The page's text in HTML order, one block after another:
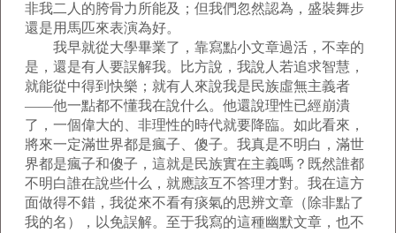
非我二人的胯骨力所能及；但我們忽然認為，盛裝舞步
還是用馬匹來表演為好。
我早就從大學畢業了，靠寫點小文章過活，不幸的
是，還是有人要誤解我。比方說，我說人若追求智慧，
就能從中得到快樂；就有人來說我是民族虛無主義者
——他一點都不懂我在說什么。他還說理性已經崩潰
了，一個偉大的、非理性的時代就要降臨。如此看來，
將來一定滿世界都是瘋子、傻子。我真是不明白，滿世
界都是瘋子和傻子，這就是民族實在主義嗎？既然誰都
不明白誰在說些什么，就應該互不答理才對。我在這方
面做得不錯，我從來不看有痰氣的思辨文章（除非點了
我的名），以免誤解。至于我寫的這種幽默文章，也不